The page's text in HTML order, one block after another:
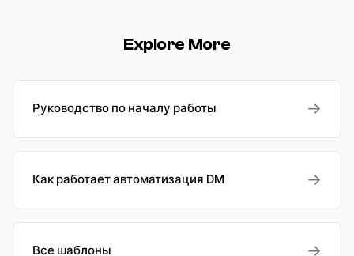
Explore More
Руководство по началу работы →
Как работает автоматизация DM →
Все шаблоны →